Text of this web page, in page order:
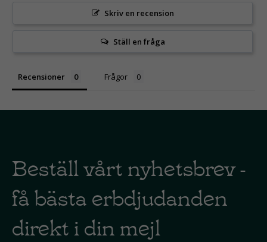
Skriv en recension
Ställ en fråga
Recensioner Frågor
Beställ vårt nyhetsbrev -
få bästa erbdjudanden
direkt i din mejl